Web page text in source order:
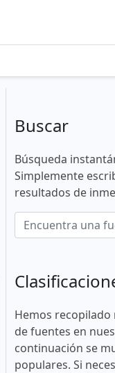
Buscar
Búsqueda
Simplemente
resultados de
Hemos recopilado
de fuentes en
continuación se
populares. Si